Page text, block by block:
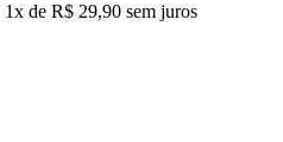
1x de R$ 29,90 sem juros